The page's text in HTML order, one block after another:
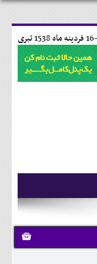
16 فردينه ماه 1538 تبری